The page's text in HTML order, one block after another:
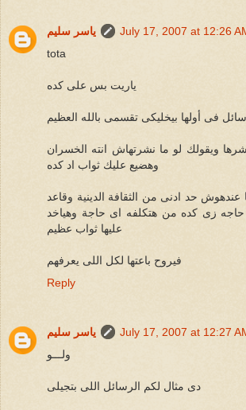
ياسر سليم
July 17, 2007 at 12:26
tota
ياريت بس على كده
فى أولها بيخليكى تقسمى بالله العظيم
ويقولك لو ما نشرتهاش انته الخسران
وهضيع عليك ثواب اد كده
حد ادنى من الثقافة الدينية وقاعد
حاجه زى كده من هتكلفه اى حاجة وهياخد
عليها ثواب عظيم
فيروح باعتها لكل اللى يعرفهم
Reply
ياسر سليم
July 17, 2007 at 12:27
ولـــو
دى مثال لكم الرسائل اللى بتجيلى